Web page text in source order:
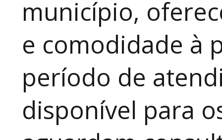
município,
e comodidade à
período de
disponível para